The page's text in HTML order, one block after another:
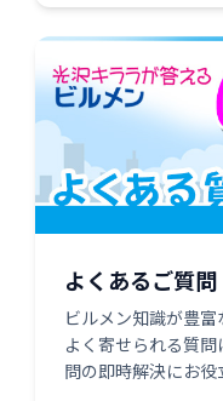
よくあるご質
ビルメン知識が豊
よく寄せられる質
問の即時解決にお役